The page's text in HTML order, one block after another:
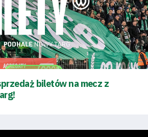
biletów na mecz z